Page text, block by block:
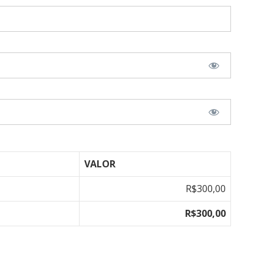
VALOR
R$300,00
R$300,00